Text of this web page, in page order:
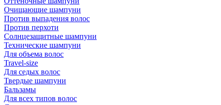
Очищающие шампуни
Против выпадения волос
Против перхоти
Солнцезащитные шампуни
Технические шампуни
Для объема волос
Travel-size
Для седых волос
Твердые шампуни
Бальзамы
Для всех типов волос